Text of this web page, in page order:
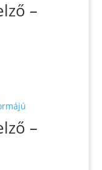
variációja
választhatók
ki
–
–